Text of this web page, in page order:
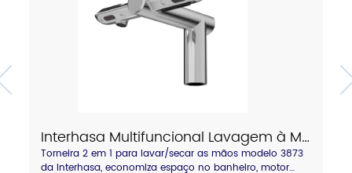
Interhasa Multifuncional Lavagem à Mão Secagem à Mão 2 em 1 Torneira Modelo 3873
Torneira 2 em 1 para lavar/secar as mãos modelo 3873
da Interhasa, economiza espaço no banheiro, motor